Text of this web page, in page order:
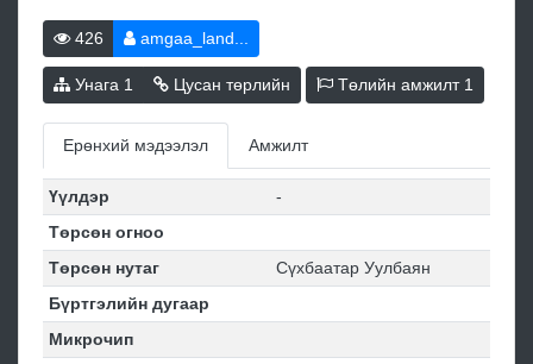
426 amgaa_land...
Унага 1 Цусан төрлийн Төлийн амжилт 1
Ерөнхий мэдээлэл Амжилт
Үүлдэр
-
Төрсөн огноо
Төрсөн нутаг
Сүхбаатар Уулбаян
Бүртгэлийн дугаар
Микрочип